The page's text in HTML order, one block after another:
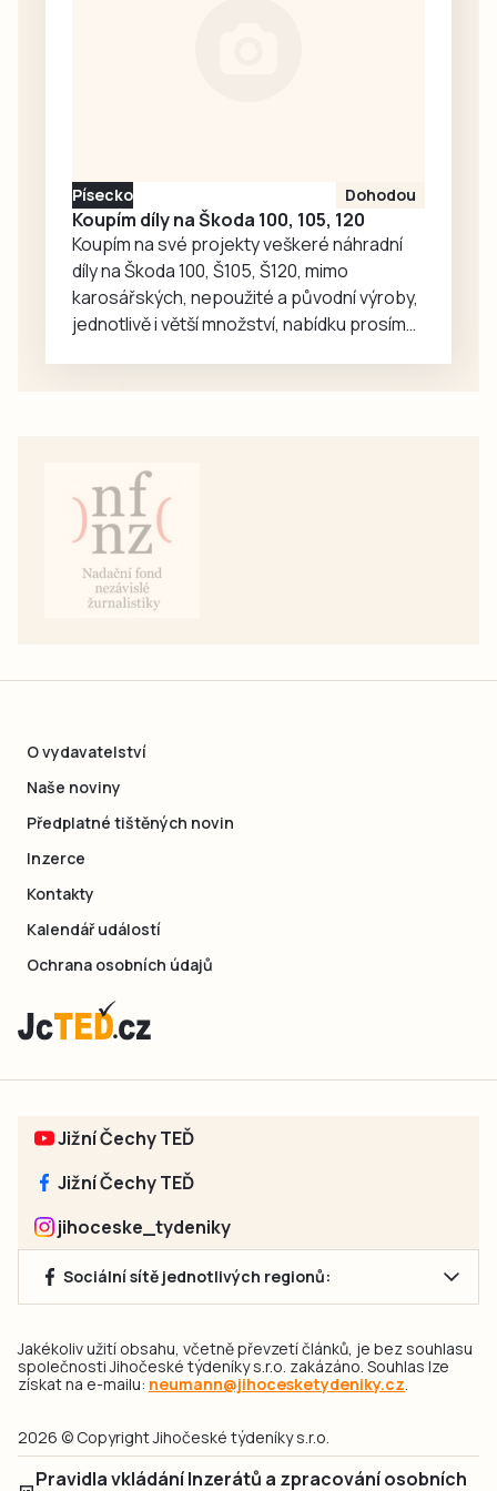
seskoků pouhé tři
centimetry,
suverénně zvítězil
mezi jednotlivci a
společně se…
Písecko Dohodou
Koupím díly na Škoda 100, 105, 120
Koupím na své projekty veškeré náhradní
díly na Škoda 100, Š105, Š120, mimo
karosářských, nepoužité a původní výroby,
jednotlivě i větší množství, nabídku prosím
O vydavatelství
Naše noviny
Předplatné tištěných novin
Inzerce
Kontakty
Kalendář událostí
Ochrana osobních údajů
Jižní Čechy TEĎ
Jižní Čechy TEĎ
jihoceske_tydeniky
Sociální sítě jednotlivých regionů:
Jakékoliv užití obsahu, včetně převzetí článků, je bez souhlasu
společnosti Jihočeské týdeníky s.r.o. zakázáno. Souhlas lze
získat na e-mailu: neumann@jihocesketydeniky.cz
2026 © Copyright Jihočeské týdeníky s.r.o.
Pravidla vkládání Inzerátů a zpracování osobních